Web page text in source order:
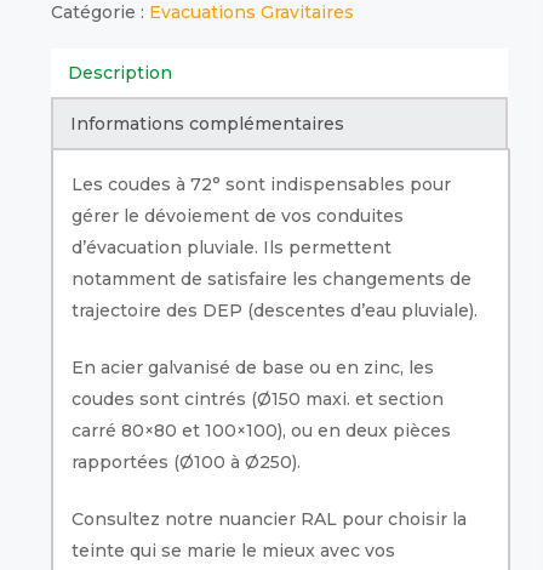
Catégorie : Evacuations Gravitaires
Description
Informations complémentaires
Les coudes à 72° sont indispensables pour
gérer le dévoiement de vos conduites
d’évacuation pluviale. Ils permettent
notamment de satisfaire les changements de
trajectoire des DEP (descentes d’eau pluviale).
En acier galvanisé de base ou en zinc, les
coudes sont cintrés (Ø150 maxi. et section
carré 80×80 et 100×100), ou en deux pièces
rapportées (Ø100 à Ø250).
Consultez notre nuancier RAL pour choisir la
teinte qui se marie le mieux avec vos